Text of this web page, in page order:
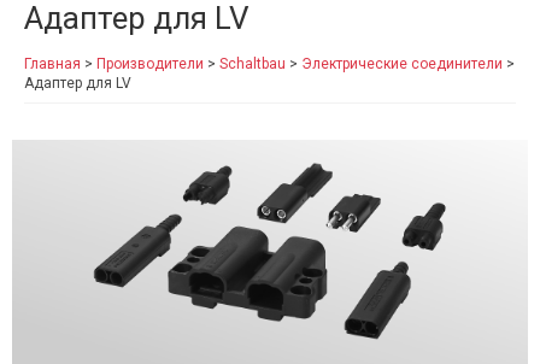
Производители
Рынки
Контакты
Адаптер для LV
Главная > Производители > Schaltbau > Электрические соединители >
Адаптер для LV